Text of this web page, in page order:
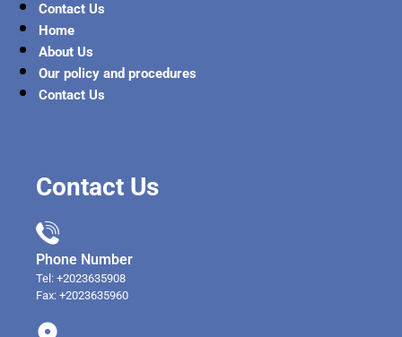
Contact Us
Home
About Us
Our policy and procedures
Contact Us
Contact Us
Phone Number
Tel: +2023635908
Fax: +2023635960